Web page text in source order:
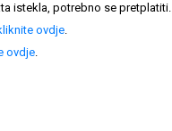
istekla, potrebno se pretplatiti.
ovdje.
ovdje.